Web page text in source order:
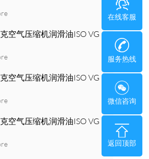
空气压缩机润滑油ISO VG
空气压缩机润滑油ISO VG
空气压缩机润滑油ISO VG
在线客服
服务热线
微信咨询
返回顶部